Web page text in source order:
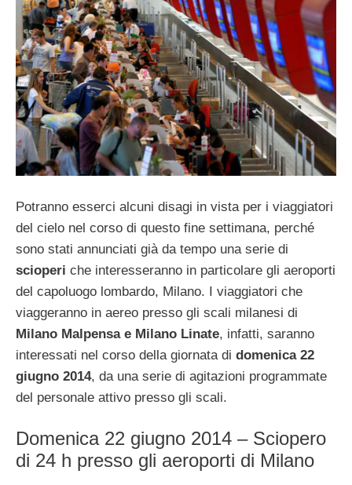
Potranno esserci alcuni disagi in vista per i viaggiatori
del cielo nel corso di questo fine settimana, perché
sono stati annunciati già da tempo una serie di
scioperi che interesseranno in particolare gli aeroporti
del capoluogo lombardo, Milano. I viaggiatori che
viaggeranno in aereo presso gli scali milanesi di
Milano Malpensa e Milano Linate, infatti, saranno
interessati nel corso della giornata di domenica 22
giugno 2014, da una serie di agitazioni programmate
del personale attivo presso gli scali.
Domenica 22 giugno 2014 – Sciopero
di 24 h presso gli aeroporti di Milano